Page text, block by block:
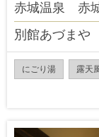
赤城温泉 赤
別館あづまや
にごり湯 露天